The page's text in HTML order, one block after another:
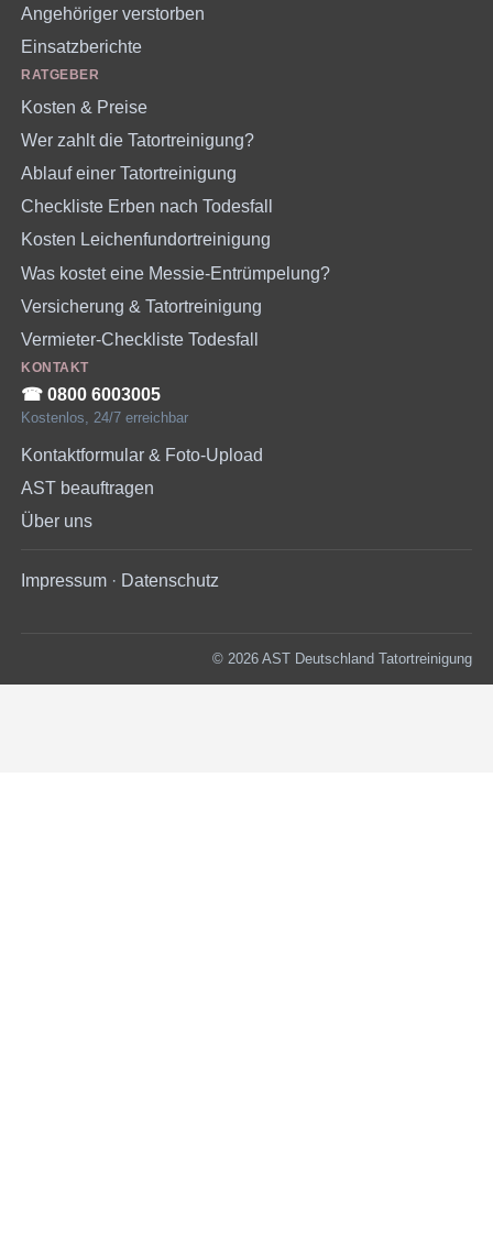
Angehöriger verstorben
Einsatzberichte
RATGEBER
Kosten & Preise
Wer zahlt die Tatortreinigung?
Ablauf einer Tatortreinigung
Checkliste Erben nach Todesfall
Kosten Leichenfundortreinigung
Was kostet eine Messie-Entrümpelung?
Versicherung & Tatortreinigung
Vermieter-Checkliste Todesfall
KONTAKT
☎︎ 0800 6003005
Kostenlos, 24/7 erreichbar
Kontaktformular & Foto-Upload
AST beauftragen
Über uns
Impressum · Datenschutz
© 2026 AST Deutschland Tatortreinigung